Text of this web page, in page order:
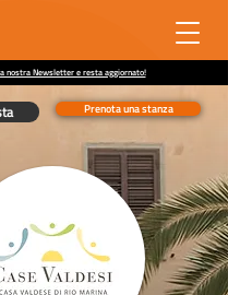
nostra Newsletter e resta aggiornato!
Prenota una stanza